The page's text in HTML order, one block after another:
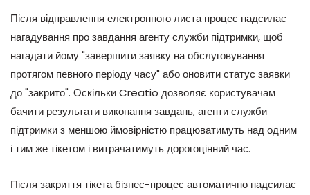
Після відправлення електронного листа процес надсилає
нагадування про завдання агенту служби підтримки, щоб
нагадати йому "завершити заявку на обслуговування
протягом певного періоду часу" або оновити статус заявки
до "закрито". Оскільки Creatio дозволяє користувачам
бачити результати виконання завдань, агенти служби
підтримки з меншою ймовірністю працюватимуть над одним
і тим же тікетом і витрачатимуть дорогоцінний час.
Після закриття тікета бізнес-процес автоматично надсилає